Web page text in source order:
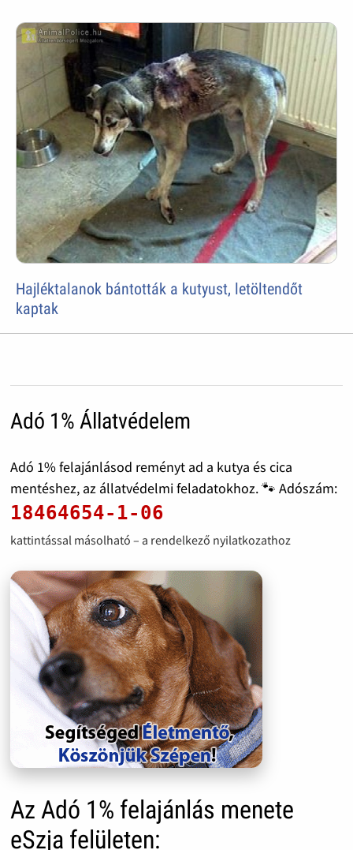
Hajléktalanok bántották a kutyust, letöltendőt
kaptak
Adó 1% Állatvédelem
Adó 1% felajánlásod reményt ad a kutya és cica
mentéshez, az állatvédelmi feladatokhoz. 🐾 Adószám:
18464654-1-06
kattintással másolható – a rendelkező nyilatkozathoz
Az Adó 1% felajánlás menete
eSzja felületen: